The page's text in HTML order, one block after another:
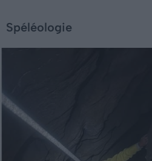
Spéléologie